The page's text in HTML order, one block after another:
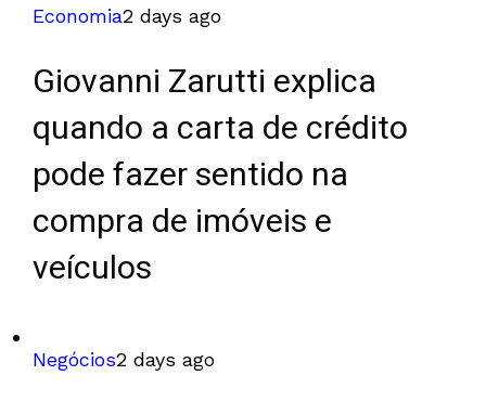
Economia2 days ago
Giovanni Zarutti explica
quando a carta de crédito
pode fazer sentido na
compra de imóveis e
veículos
Negócios2 days ago